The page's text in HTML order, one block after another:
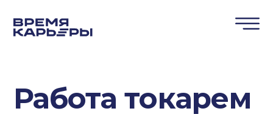
Работа токарем